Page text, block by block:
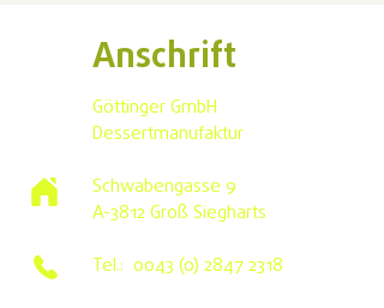
Anschrift
Göttinger GmbH
Dessertmanufaktur
Schwabengasse 9
A-3812 Groß Siegharts
Tel.: 0043 (0) 2847 2318